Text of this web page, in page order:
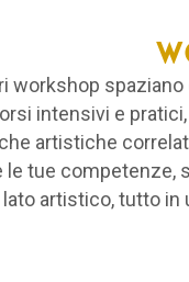
workshop spaziano
intensivi e
artistiche
le tue competenze,
lato artistico, tutto